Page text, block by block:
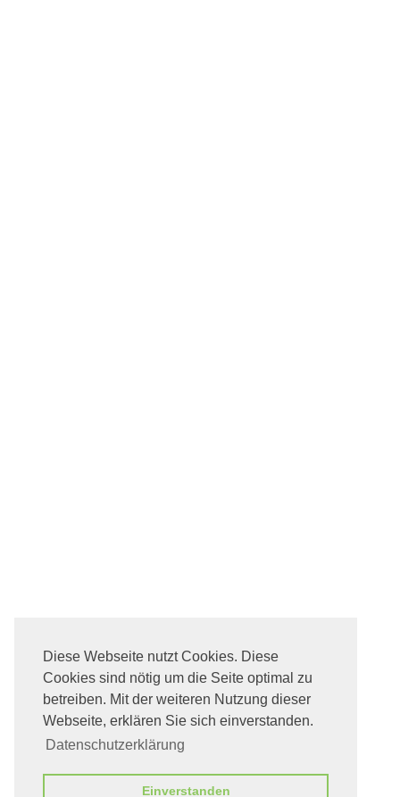
Diese Webseite nutzt Cookies. Diese
Cookies sind nötig um die Seite optimal zu
betreiben. Mit der weiteren Nutzung dieser
Webseite, erklären Sie sich einverstanden.
Datenschutzerklärung
Einverstanden